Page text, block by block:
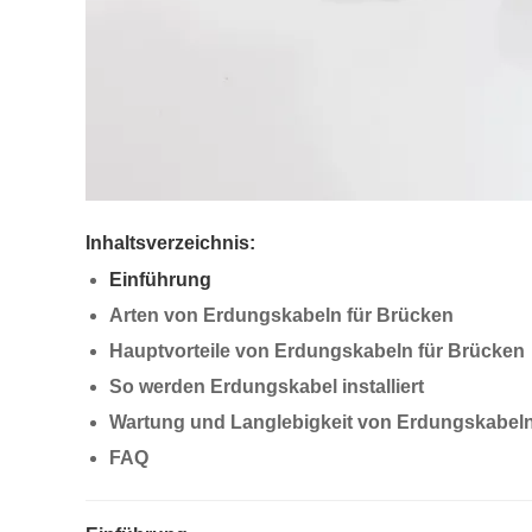
Inhaltsverzeichnis:
Einführung
Arten von Erdungskabeln für Brücken
Hauptvorteile von Erdungskabeln für Brücken
So werden Erdungskabel installiert
Wartung und Langlebigkeit von
FAQ